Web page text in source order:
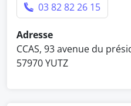
03 82 82 26 15
Adresse
CCAS, 93 avenue du
57970 YUTZ